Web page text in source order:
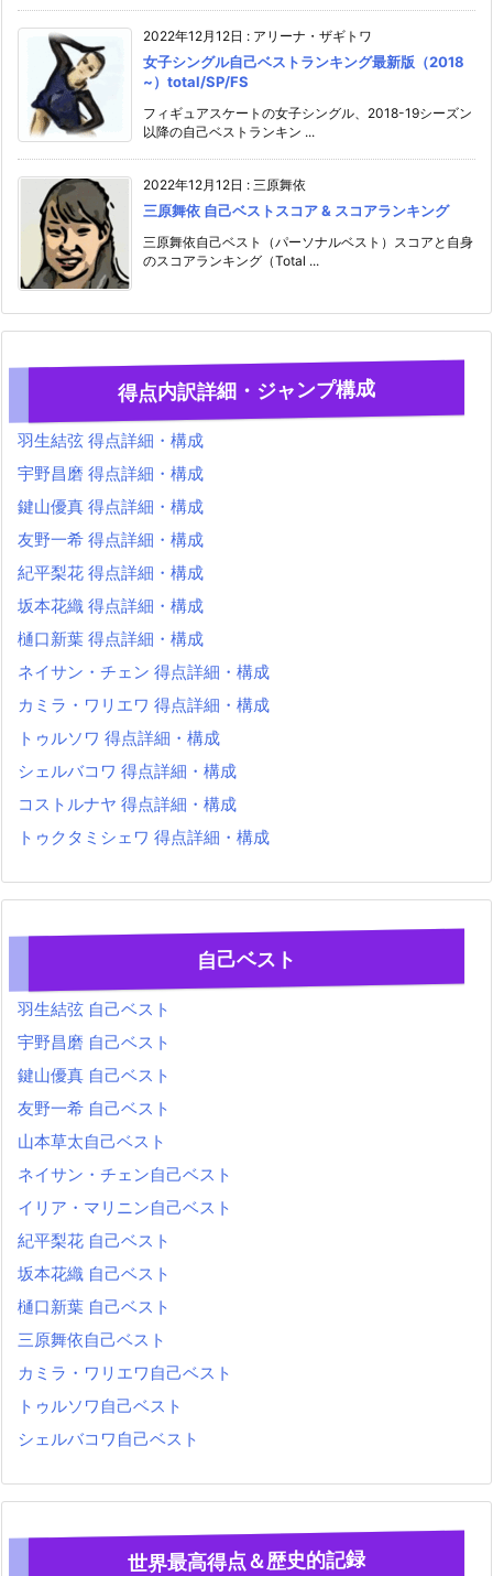
2022年12月12日 : アリーナ・ザギトワ
女子シングル自己ベストランキング最新版（2018
~）total/SP/FS
フィギュアスケートの女子シングル、2018-19シーズン
以降の自己ベストランキン ...
2022年12月12日 : 三原舞依
三原舞依 自己ベストスコア & スコアランキング
三原舞依自己ベスト（パーソナルベスト）スコアと自身
のスコアランキング（Total ...
得点内訳詳細・ジャンプ構成
羽生結弦 得点詳細・構成
宇野昌磨 得点詳細・構成
鍵山優真 得点詳細・構成
友野一希 得点詳細・構成
紀平梨花 得点詳細・構成
坂本花織 得点詳細・構成
樋口新葉 得点詳細・構成
ネイサン・チェン 得点詳細・構成
カミラ・ワリエワ 得点詳細・構成
トゥルソワ 得点詳細・構成
シェルバコワ 得点詳細・構成
コストルナヤ 得点詳細・構成
トゥクタミシェワ 得点詳細・構成
自己ベスト
羽生結弦 自己ベスト
宇野昌磨 自己ベスト
鍵山優真 自己ベスト
友野一希 自己ベスト
山本草太自己ベスト
ネイサン・チェン自己ベスト
イリア・マリニン自己ベスト
紀平梨花 自己ベスト
坂本花織 自己ベスト
樋口新葉 自己ベスト
三原舞依自己ベスト
カミラ・ワリエワ自己ベスト
トゥルソワ自己ベスト
シェルバコワ自己ベスト
世界最高得点＆歴史的記録